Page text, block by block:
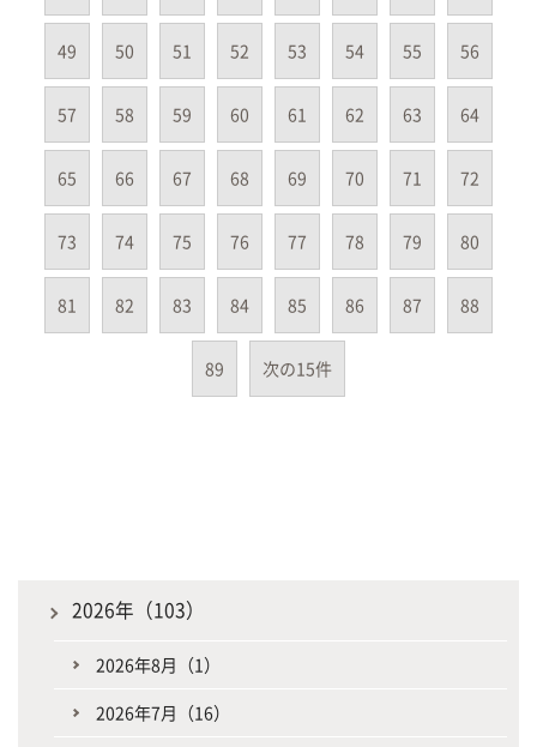
49 50 51 52 53 54 55 56
57 58 59 60 61 62 63 64
65 66 67 68 69 70 71 72
73 74 75 76 77 78 79 80
81 82 83 84 85 86 87 88
89 次の15件
2026年（103）
2026年8月（1）
2026年7月（16）